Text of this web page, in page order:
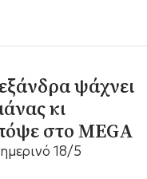
ψάχνει
κι
στο MEGA
18/5